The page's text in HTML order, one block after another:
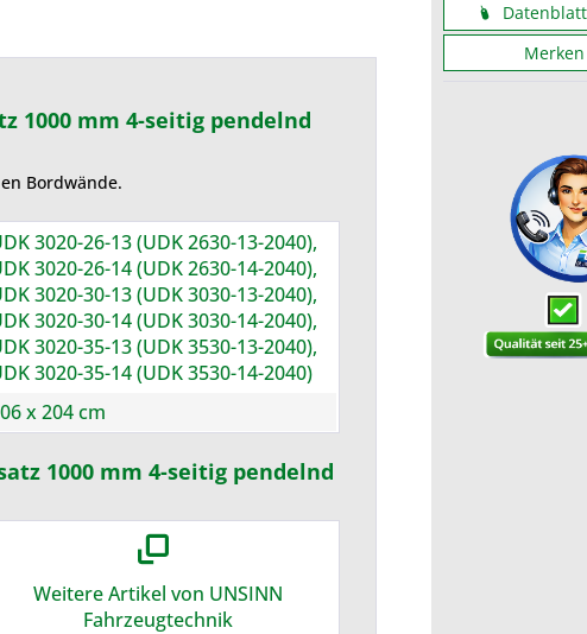
mm 4-seitig pendelnd
Bordwände.
3020-26-13 (UDK 2630-13-2040),
3020-26-14 (UDK 2630-14-2040),
3020-30-13 (UDK 3030-13-2040),
3020-30-14 (UDK 3030-14-2040),
3020-35-13 (UDK 3530-13-2040),
3020-35-14 (UDK 3530-14-2040)
x 204 cm
1000 mm 4-seitig pendelnd
Weitere Artikel von UNSINN
Fahrzeugtechnik
Merken